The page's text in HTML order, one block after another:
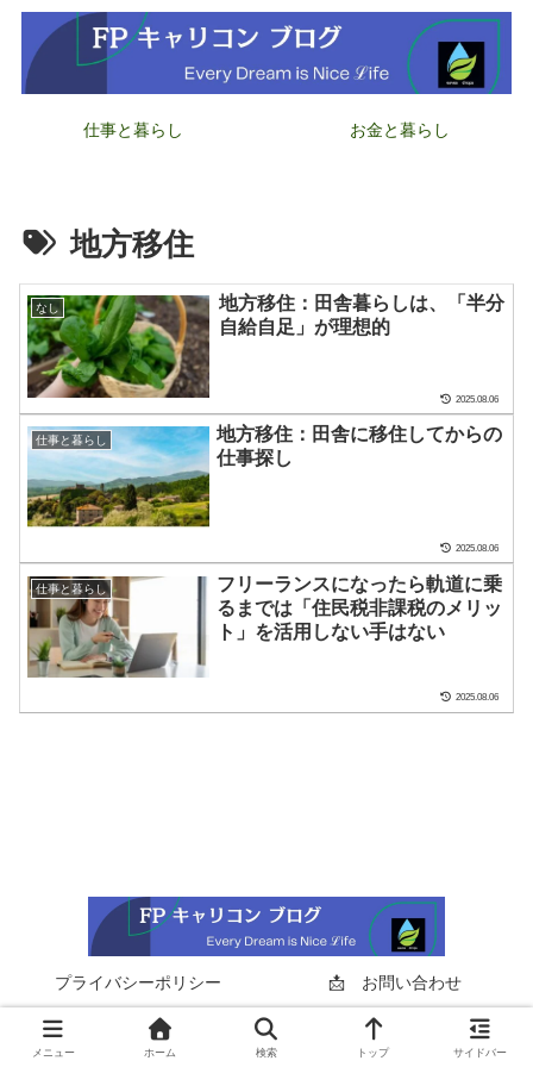
仕事と暮らし お金と暮らし
地方移住
なし
地方移住：田舎暮らしは、「半分
自給自足」が理想的
2025.08.06
仕事と暮らし
地方移住：田舎に移住してからの
仕事探し
2025.08.06
仕事と暮らし
フリーランスになったら軌道に乗
るまでは「住民税非課税のメリッ
ト」を活用しない手はない
2025.08.06
プライバシーポリシー 📩 お問い合わせ
Copyright © 2023-2026 FPキャリコンブログ All Rights Reserved.
メニュー ホーム 検索 トップ サイドバー